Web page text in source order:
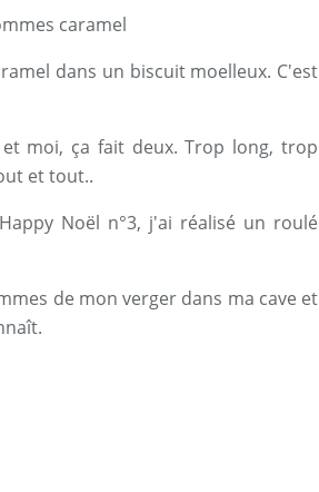
dans un biscuit moelleux. C'est
moi, ça fait deux. Trop long, trop
et tout..
Noël n°3, j'ai réalisé un roulé
de mon verger dans ma cave et